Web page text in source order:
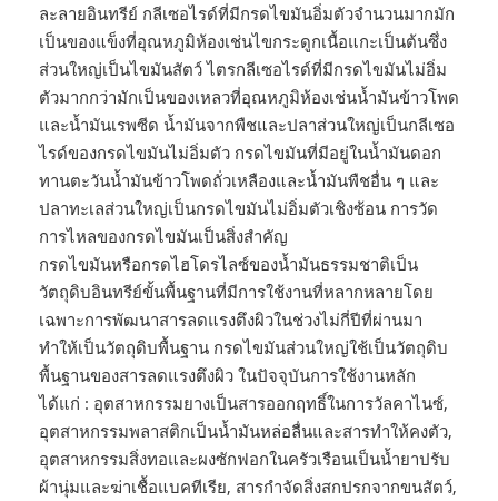
ละลายอินทรีย์ กลีเซอไรด์ที่มีกรดไขมันอิ่มตัวจำนวนมากมัก
เป็นของแข็งที่อุณหภูมิห้องเช่นไขกระดูกเนื้อแกะเป็นต้นซึ่ง
ส่วนใหญ่เป็นไขมันสัตว์ ไตรกลีเซอไรด์ที่มีกรดไขมันไม่อิ่ม
ตัวมากกว่ามักเป็นของเหลวที่อุณหภูมิห้องเช่นน้ำมันข้าวโพด
และน้ำมันเรพซีด น้ำมันจากพืชและปลาส่วนใหญ่เป็นกลีเซอ
ไรด์ของกรดไขมันไม่อิ่มตัว กรดไขมันที่มีอยู่ในน้ำมันดอก
ทานตะวันน้ำมันข้าวโพดถั่วเหลืองและน้ำมันพืชอื่น ๆ และ
ปลาทะเลส่วนใหญ่เป็นกรดไขมันไม่อิ่มตัวเชิงซ้อน การวัด
การไหลของกรดไขมันเป็นสิ่งสำคัญ
กรดไขมันหรือกรดไฮโดรไลซ์ของน้ำมันธรรมชาติเป็น
วัตถุดิบอินทรีย์ขั้นพื้นฐานที่มีการใช้งานที่หลากหลายโดย
เฉพาะการพัฒนาสารลดแรงตึงผิวในช่วงไม่กี่ปีที่ผ่านมา
ทำให้เป็นวัตถุดิบพื้นฐาน กรดไขมันส่วนใหญ่ใช้เป็นวัตถุดิบ
พื้นฐานของสารลดแรงตึงผิว ในปัจจุบันการใช้งานหลัก
ได้แก่ : อุตสาหกรรมยางเป็นสารออกฤทธิ์ในการวัลคาไนซ์,
อุตสาหกรรมพลาสติกเป็นน้ำมันหล่อลื่นและสารทำให้คงตัว,
อุตสาหกรรมสิ่งทอและผงซักฟอกในครัวเรือนเป็นน้ำยาปรับ
ผ้านุ่มและฆ่าเชื้อแบคทีเรีย, สารกำจัดสิ่งสกปรกจากขนสัตว์,